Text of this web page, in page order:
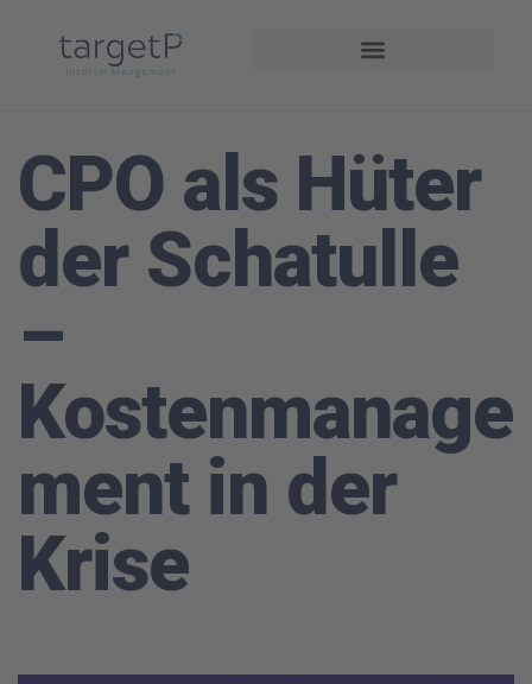
CPO als Hüter
der Schatulle
–
Kostenmanage
ment in der
Krise